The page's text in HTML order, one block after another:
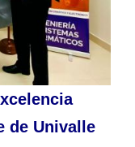
de Univalle